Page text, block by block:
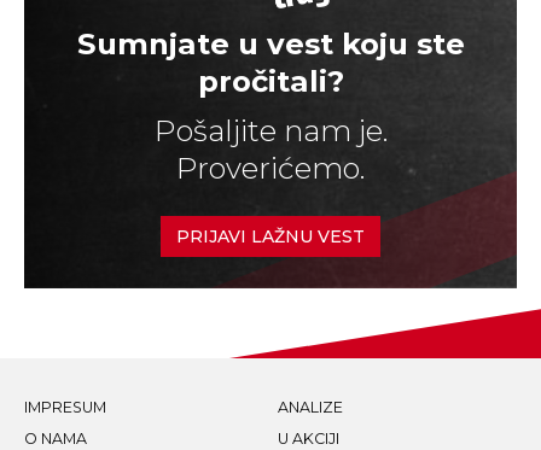
Sumnjate u vest koju ste
pročitali?
Pošaljite nam je.
Proverićemo.
PRIJAVI LAŽNU VEST
IMPRESUM
O NAMA
ANALIZE
U AKCIJI